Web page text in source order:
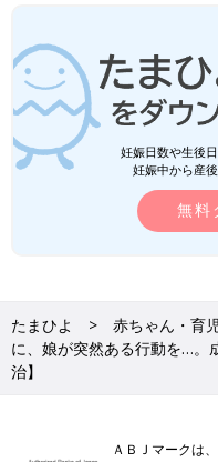
妊娠日数や生後
妊娠中から産
無料
たまひよ 赤ちゃん・育
に、娘が突然ある行動を…。
治】
ＡＢＪマークは